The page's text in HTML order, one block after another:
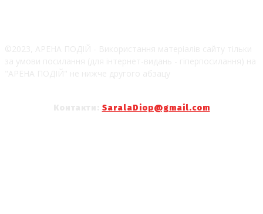
SaralaDiop@gmail.com